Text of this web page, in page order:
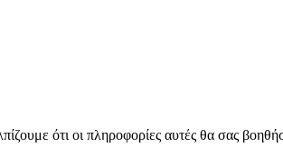
ότι οι πληροφορίες αυτές θα σας